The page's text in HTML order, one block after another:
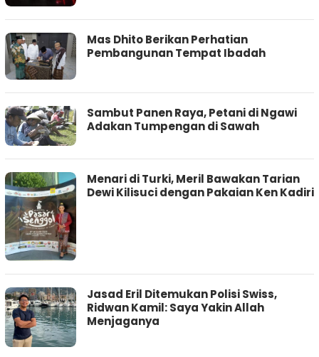
Mas Dhito Berikan Perhatian
Pembangunan Tempat Ibadah
Sambut Panen Raya, Petani di Ngawi
Adakan Tumpengan di Sawah
Menari di Turki, Meril Bawakan Tarian
Dewi Kilisuci dengan Pakaian Ken Kadiri
Jasad Eril Ditemukan Polisi Swiss,
Ridwan Kamil: Saya Yakin Allah
Menjaganya